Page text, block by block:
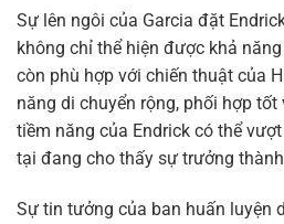
Sự lên ngôi của Garcia đặt
không chỉ thể hiện được khả
còn phù hợp với chiến thuật của
năng di chuyển rộng, phối hợp tốt
tiềm năng của Endrick có thể
tại đang cho thấy sự trưởng
Sự tin tưởng của ban huấn luyện